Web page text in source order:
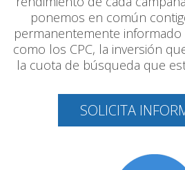
ponemos en común
permanentemente
como los CPC, la inversión
la cuota de búsqueda que
SOLICITA